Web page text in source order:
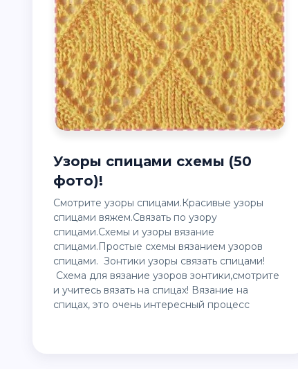
Узоры спицами схемы (50
фото)!
Смотрите узоры спицами.Красивые узоры
спицами вяжем.Связать по узору
спицами.Схемы и узоры вязание
спицами.Простые схемы вязанием узоров
спицами. Зонтики узоры связать спицами!
Схема для вязание узоров зонтики,смотрите
и учитесь вязать на спицах! Вязание на
спицах, это очень интересный процесс